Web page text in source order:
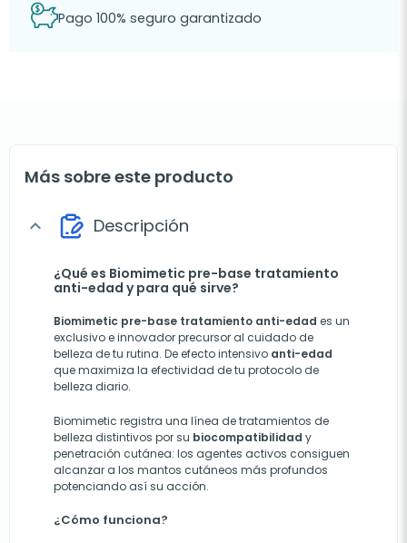
Pago 100% seguro garantizado
Más sobre este producto
expand_more Descripción
¿Qué es Biomimetic pre-base tratamiento
anti-edad y para qué sirve?
Biomimetic pre-base tratamiento anti-edad es un
exclusivo e innovador precursor al cuidado de
belleza de tu rutina. De efecto intensivo anti-edad
que maximiza la efectividad de tu protocolo de
belleza diario.
Biomimetic registra una línea de tratamientos de
belleza distintivos por su biocompatibilidad y
penetración cutánea: los agentes activos consiguen
alcanzar a los mantos cutáneos más profundos
potenciando así su acción.
¿Cómo funciona?